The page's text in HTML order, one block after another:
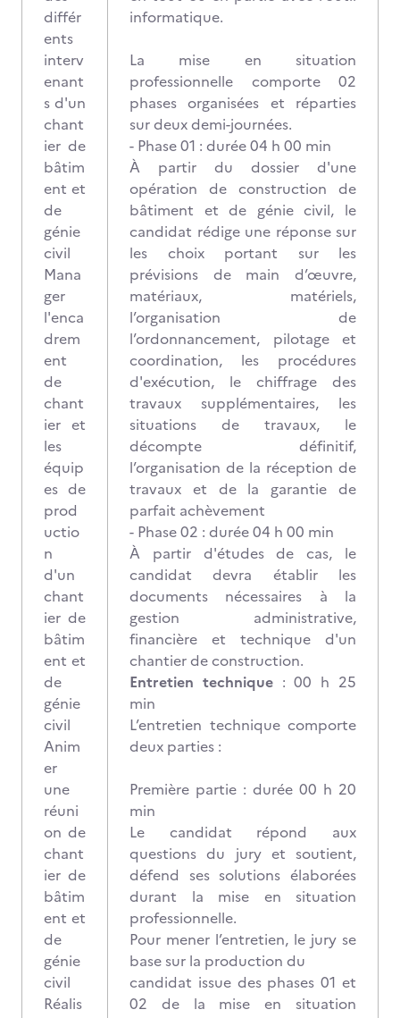
différ
ents
interv
enant
s d'un
chant
ier de
bâtim
ent et
de
génie
civil
Mana
ger
l'enca
drem
ent
de
chant
ier et
les
équip
es de
prod
uctio
n
d'un
chant
ier de
bâtim
ent et
de
génie
civil
Anim
er
une
réuni
on de
chant
ier de
bâtim
ent et
de
génie
civil
Réalis
informatique.
La mise en situation
professionnelle comporte 02
phases organisées et réparties
sur deux demi-journées.
- Phase 01 : durée 04 h 00 min
À partir du dossier d'une
opération de construction de
bâtiment et de génie civil, le
candidat rédige une réponse sur
les choix portant sur les
prévisions de main d’œuvre,
matériaux, matériels,
l’organisation de
l’ordonnancement, pilotage et
coordination, les procédures
d'exécution, le chiffrage des
travaux supplémentaires, les
situations de travaux, le
décompte définitif,
l’organisation de la réception de
travaux et de la garantie de
parfait achèvement
- Phase 02 : durée 04 h 00 min
À partir d'études de cas, le
candidat devra établir les
documents nécessaires à la
gestion administrative,
financière et technique d'un
chantier de construction.
Entretien technique : 00 h 25
min
L’entretien technique comporte
deux parties :
Première partie : durée 00 h 20
min
Le candidat répond aux
questions du jury et soutient,
défend ses solutions élaborées
durant la mise en situation
professionnelle.
Pour mener l’entretien, le jury se
base sur la production du
candidat issue des phases 01 et
02 de la mise en situation